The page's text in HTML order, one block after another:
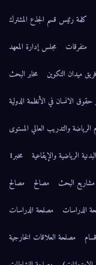
كلمة رئيس قسم الجذع المشترك
متفرقات
مجلس إدارة المعهد
ميدان التكوين
مخابر البحث
حقوق الانسان في الأنظمة الدولية
الرياضة والتدريب العالي المستوى
الرياضية والإيقاعية
مخبر1
مشاريع البحث مصالح
مصالح
الدراسات
مصلحة الدراسات
مصلحة العلاقات الخارجية